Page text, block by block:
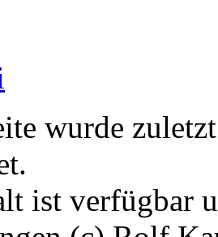
wurde
ist verfügbar